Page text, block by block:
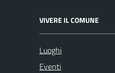
VIVERE IL COMUNE
Luoghi
Eventi